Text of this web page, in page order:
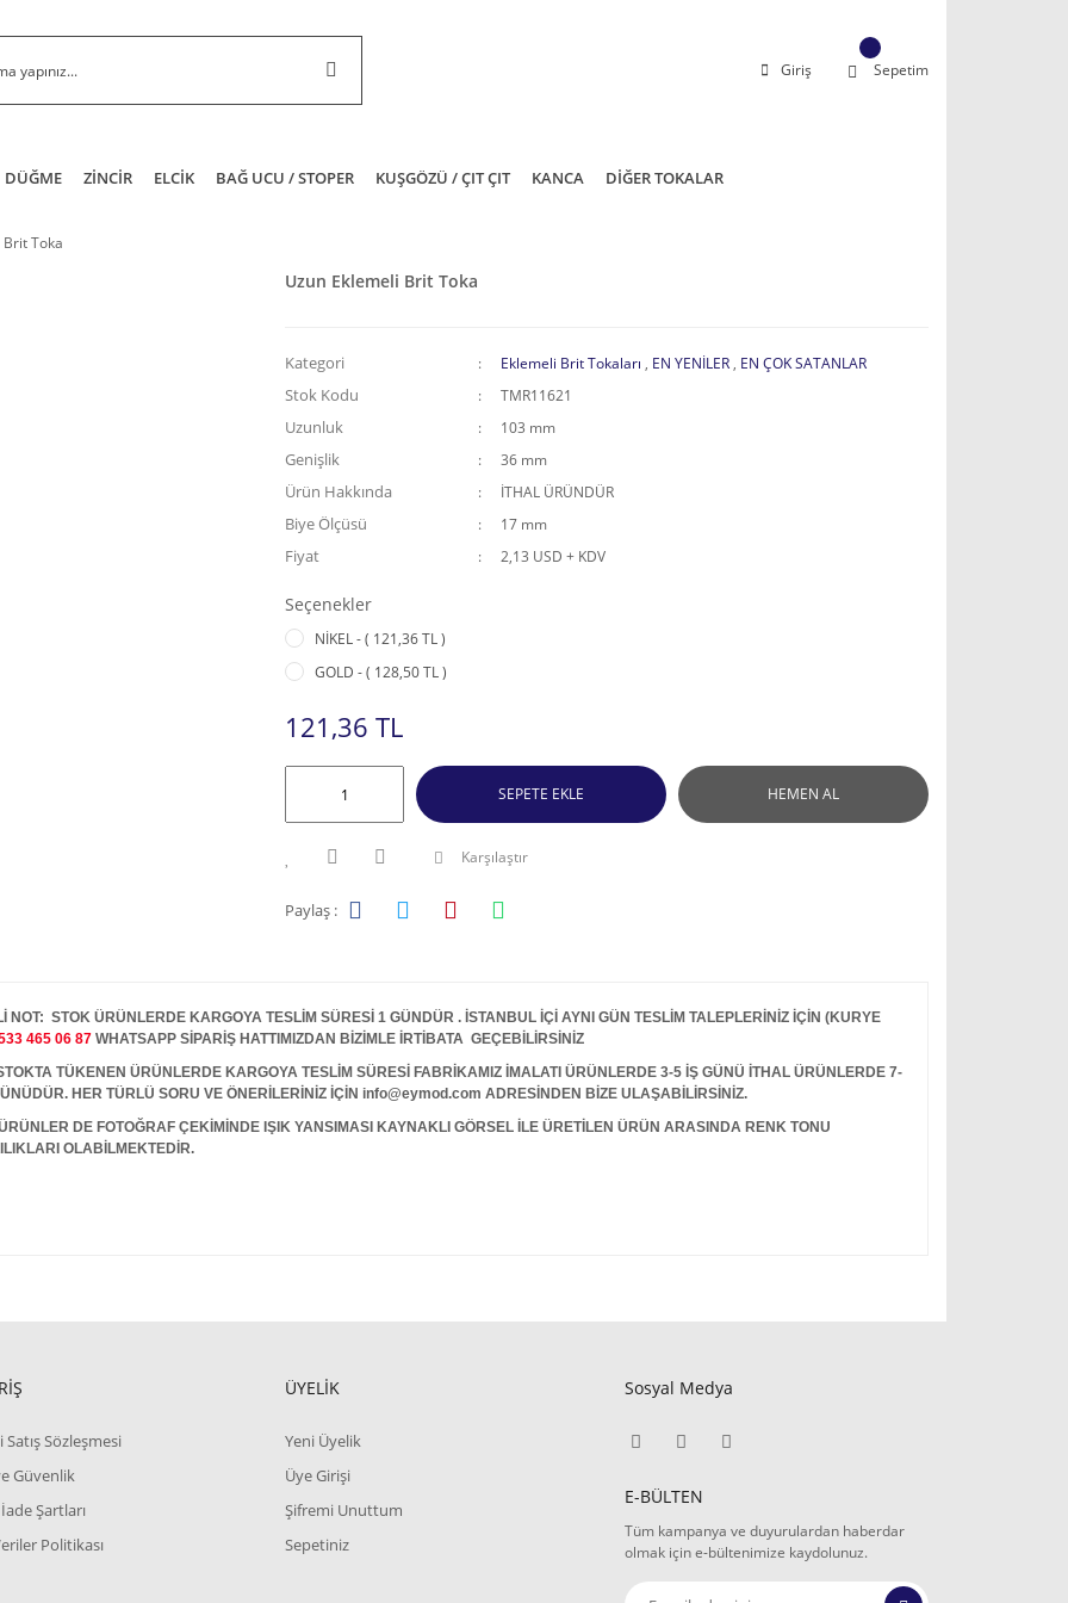
Giriş Sepetim
DÜĞME ZİNCİR ELCİK BAĞ UCU / STOPER KUŞGÖZÜ / ÇIT ÇIT KANCA DİĞER TOKALAR
Toka
Uzun Eklemeli Brit Toka
Kategori Eklemeli Brit Tokaları , EN YENİLER , EN ÇOK SATANLAR
Stok Kodu TMR11621
Uzunluk 103 mm
Genişlik 36 mm
Ürün Hakkında İTHAL ÜRÜNDÜR
Biye Ölçüsü 17 mm
Fiyat 2,13 USD + KDV
Seçenekler
NİKEL - ( 121,36 TL )
GOLD - ( 128,50 TL )
121,36 TL
SEPETE EKLE HEMEN AL
Karşılaştır
Paylaş :
NOT: STOK ÜRÜNLERDE KARGOYA TESLİM SÜRESİ 1 GÜNDÜR . İSTANBUL İÇİ AYNI GÜN TESLİM TALEPLERİNİZ İÇİN (KURYE
465 06 87 WHATSAPP SİPARİŞ HATTIMIZDAN BİZİMLE İRTİBATA GEÇEBİLİRSİNİZ
TÜKENEN ÜRÜNLERDE KARGOYA TESLİM SÜRESİ FABRİKAMIZ İMALATI ÜRÜNLERDE 3-5 İŞ GÜNÜ İTHAL ÜRÜNLERDE 7-
HER TÜRLÜ SORU VE ÖNERİLERİNİZ İÇİN info@eymod.com ADRESİNDEN BİZE ULAŞABİLİRSİNİZ.
DE FOTOĞRAF ÇEKİMİNDE IŞIK YANSIMASI KAYNAKLI GÖRSEL İLE ÜRETİLEN ÜRÜN ARASINDA RENK TONU
OLABİLMEKTEDİR.
Satış Sözleşmesi
Güvenlik
Şartları
Politikası
ÜYELİK
Yeni Üyelik
Üye Girişi
Şifremi Unuttum
Sepetiniz
Sosyal Medya
E-BÜLTEN
Tüm kampanya ve duyurulardan haberdar
olmak için e-bültenimize kaydolunuz.